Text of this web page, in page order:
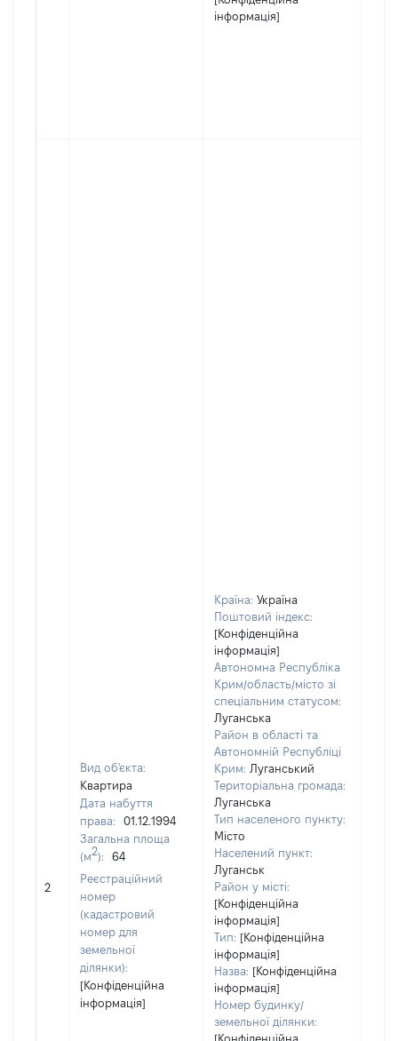
інформація]
2
Вид об'єкта:
Квартира
Дата набуття
права:
01.12.1994
Загальна площа
(м2):
64
Реєстраційний
номер
(кадастровий
номер для
земельної
ділянки):
[Конфіденційна
інформація]
Країна: Україна
Поштовий індекс:
[Конфіденційна
інформація]
Автономна Республіка
Крим/область/місто зі
спеціальним статусом:
Луганська
Район в області та
Автономній Республіці
Крим: Луганський
Територіальна громада:
Луганська
Тип населеного пункту:
Місто
Населений пункт:
Луганськ
Район у місті:
[Конфіденційна
інформація]
Тип: [Конфіденційна
інформація]
Назва: [Конфіденційна
інформація]
Номер будинку/
земельної ділянки:
[Конфіденційна